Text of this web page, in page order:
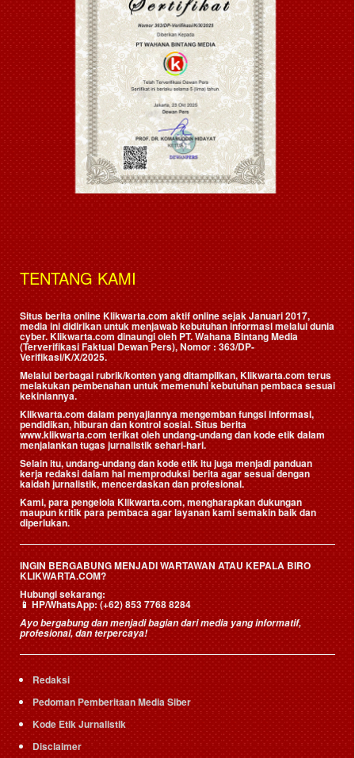
TENTANG KAMI
Situs berita online Klikwarta.com aktif online sejak Januari 2017,
media ini didirikan untuk menjawab kebutuhan informasi melalui dunia
cyber. Klikwarta.com dinaungi oleh PT. Wahana Bintang Media
(Terverifikasi Faktual Dewan Pers), Nomor : 363/DP-
Verifikasi/K/X/2025.
Melalui berbagai rubrik/konten yang ditampilkan, Klikwarta.com terus
melakukan pembenahan untuk memenuhi kebutuhan pembaca sesuai
kekiniannya.
Klikwarta.com dalam penyajiannya mengemban fungsi informasi,
pendidikan, hiburan dan kontrol sosial. Situs berita
www.klikwarta.com terikat oleh undang-undang dan kode etik dalam
menjalankan tugas jurnalistik sehari-hari.
Selain itu, undang-undang dan kode etik itu juga menjadi panduan
kerja redaksi dalam hal memproduksi berita agar sesuai dengan
kaidah jurnalistik, mencerdaskan dan profesional.
Kami, para pengelola Klikwarta.com, mengharapkan dukungan
maupun kritik para pembaca agar layanan kami semakin baik dan
diperlukan.
INGIN BERGABUNG MENJADI WARTAWAN ATAU KEPALA BIRO
KLIKWARTA.COM?
Hubungi sekarang:
📱HP/WhatsApp:(+62) 853 7768 8284
Ayo bergabung dan menjadi bagian dari media yang informatif,
profesional, dan terpercaya!
Redaksi
Pedoman Pemberitaan Media Siber
Kode Etik Jurnalistik
Disclaimer